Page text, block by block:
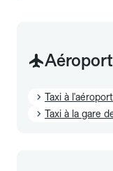
Taxi à
Taxi à la gare